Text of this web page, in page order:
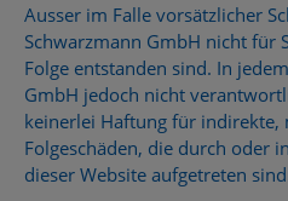
Ausser im Falle vorsätzlicher
Schwarzmann GmbH nicht für
Folge entstanden sind. In
GmbH jedoch nicht
keinerlei Haftung für
Folgeschäden, die durch oder
dieser Website aufgetreten